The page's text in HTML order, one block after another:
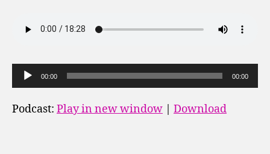
u
d
00:00 00:00
Podcast: Play in new window Download